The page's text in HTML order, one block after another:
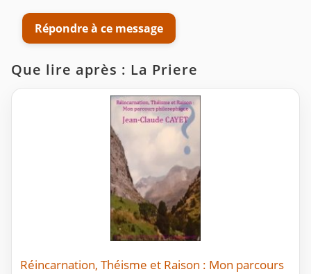
Répondre à ce message
Que lire après : La Priere
Réincarnation, Théisme et Raison : Mon parcours